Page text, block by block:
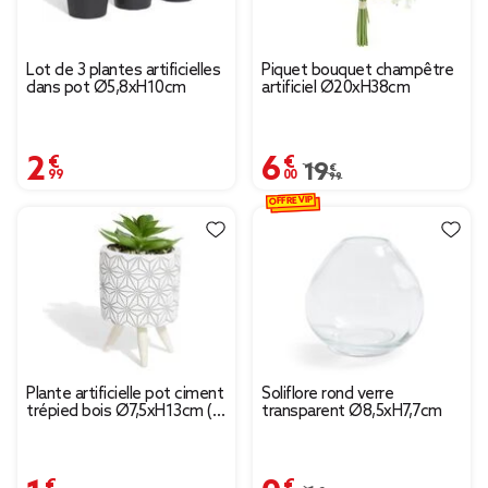
Lot de 3 plantes artificielles
dans pot Ø5,8xH10cm
2,99 €
Piquet bouquet champêtre
artificiel Ø20xH38cm
6,00 €
Prix remisé de 19,99 €
19,99 €
Plante artificielle pot ciment
trépied bois Ø7,5xH13cm (2
1,99 €
Soliflore rond verre
transparent Ø8,5xH7,7cm
0,90 €
OFFRE VIP